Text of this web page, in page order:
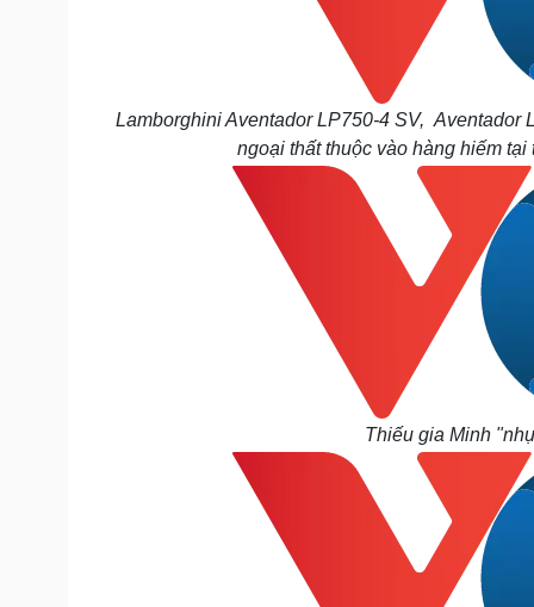
Lamborghini Aventador LP750-4 SV, Aventador
ngoại thất thuộc vào hàng hiếm
Thiếu gia Minh